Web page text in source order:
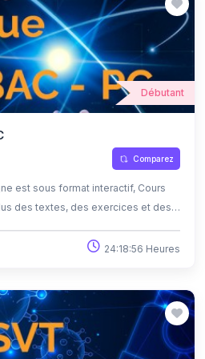
Débutant
Comparez
est sous format interactif, Cours
des textes, des exercices et des
grâce à l'auto-apprentissage et
24:18:56 Heures